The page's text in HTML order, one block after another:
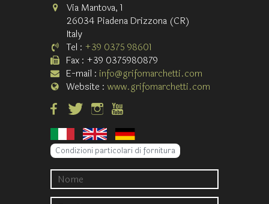
Via Mantova, 1
26034 Piadena Drizzona (CR)
Italy
Tel : +39 0375 98601
Fax : +39 0375980879
E-mail : info@grifomarchetti.com
Website : www.grifomarchetti.com
Condizioni particolari di fornitura